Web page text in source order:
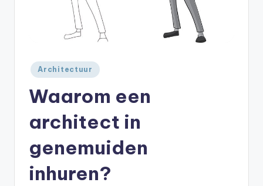
Geplaatst
in
Architectuur
Waarom een
architect in
genemuiden
inhuren?